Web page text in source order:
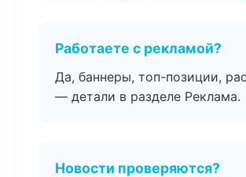
Работаете с рекламой?
Да, баннеры, топ-позиции,
— детали в разделе Реклама.
Новости проверяются?